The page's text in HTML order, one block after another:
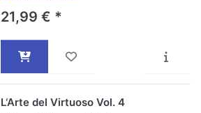
21,99 € *
L‘Arte del Virtuoso Vol. 4